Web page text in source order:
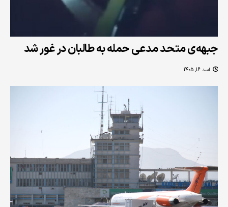
جبهه‌ی متحد مدعی حمله به طالبان در غور شد
اسد 16, 1405